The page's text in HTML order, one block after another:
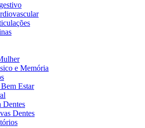
e Memória
Estar
Dentes
Dentes